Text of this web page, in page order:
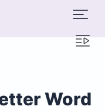
Word